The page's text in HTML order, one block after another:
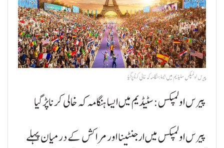
پیرس اولمپکس سٹیڈیم میں ایسا ہنگامہ کہ خالی کرناپڑگیا
پیرس اولمپکس:سٹیڈیم میں ایسا ہنگامہ کہ خالی کرناپڑگیا
پیرس اولمپکس میں ارجنٹینا اور مراکش کے درمیان پہلے